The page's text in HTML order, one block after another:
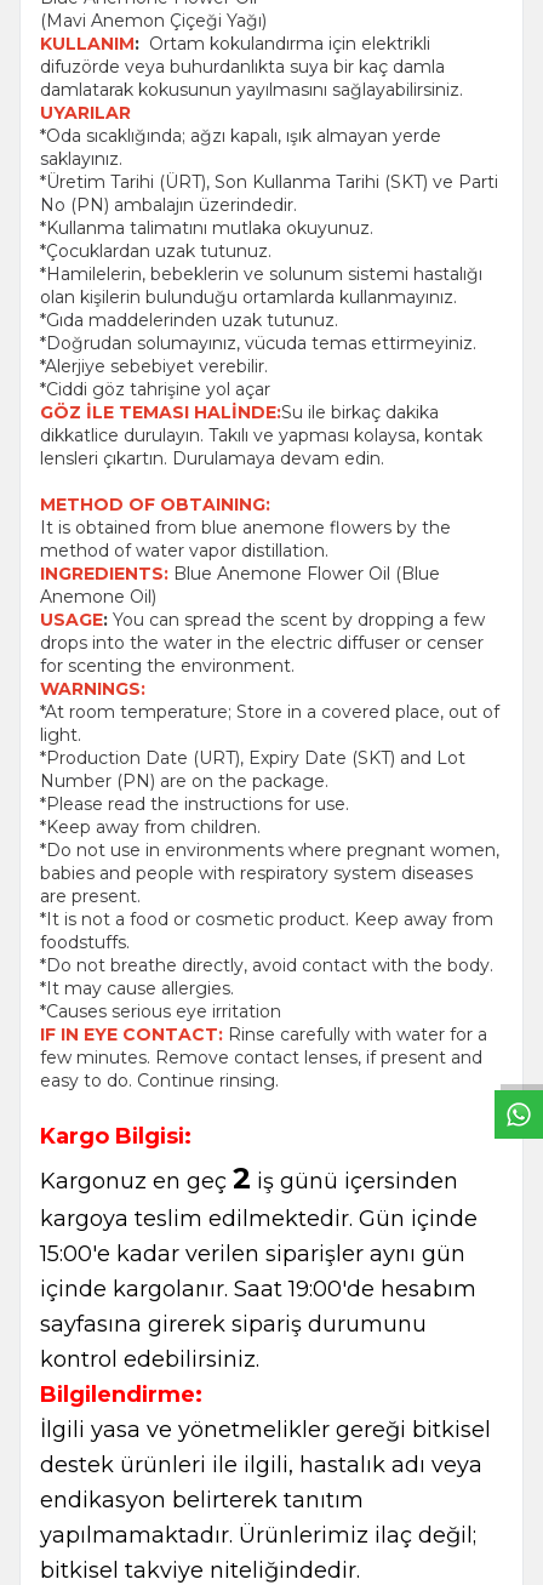
(Mavi Anemon Çiçeği Yağı)
KULLANIM: Ortam kokulandırma için elektrikli
difuzörde veya buhurdanlıkta suya bir kaç damla
damlatarak kokusunun yayılmasını sağlayabilirsiniz.
UYARILAR
*Oda sıcaklığında; ağzı kapalı, ışık almayan yerde
saklayınız.
*Üretim Tarihi (ÜRT), Son Kullanma Tarihi (SKT) ve Parti
No (PN) ambalajın üzerindedir.
*Kullanma talimatını mutlaka okuyunuz.
*Çocuklardan uzak tutunuz.
*Hamilelerin, bebeklerin ve solunum sistemi hastalığı
olan kişilerin bulunduğu ortamlarda kullanmayınız.
*Gıda maddelerinden uzak tutunuz.
*Doğrudan solumayınız, vücuda temas ettirmeyiniz.
*Alerjiye sebebiyet verebilir.
*Ciddi göz tahrişine yol açar
GÖZ İLE TEMASI HALİNDE:Su ile birkaç dakika
dikkatlice durulayın. Takılı ve yapması kolaysa, kontak
lensleri çıkartın. Durulamaya devam edin.
METHOD OF OBTAINING:
It is obtained from blue anemone flowers by the
method of water vapor distillation.
INGREDIENTS: Blue Anemone Flower Oil (Blue
Anemone Oil)
USAGE: You can spread the scent by dropping a few
drops into the water in the electric diffuser or censer
for scenting the environment.
WARNINGS:
*At room temperature; Store in a covered place, out of
light.
*Production Date (URT), Expiry Date (SKT) and Lot
Number (PN) are on the package.
*Please read the instructions for use.
*Keep away from children.
*Do not use in environments where pregnant women,
babies and people with respiratory system diseases
are present.
*It is not a food or cosmetic product. Keep away from
foodstuffs.
*Do not breathe directly, avoid contact with the body.
*It may cause allergies.
*Causes serious eye irritation
IF IN EYE CONTACT: Rinse carefully with water for a
few minutes. Remove contact lenses, if present and
easy to do. Continue rinsing.
Kargo Bilgisi:
Kargonuz en geç 2 iş günü içersinden
kargoya teslim edilmektedir. Gün içinde
15:00'e kadar verilen siparişler aynı gün
içinde kargolanır. Saat 19:00'de hesabım
sayfasına girerek sipariş durumunu
kontrol edebilirsiniz.
Bilgilendirme:
İlgili yasa ve yönetmelikler gereği bitkisel
destek ürünleri ile ilgili, hastalık adı veya
endikasyon belirterek tanıtım
yapılmamaktadır. Ürünlerimiz ilaç değil;
bitkisel takviye niteliğindedir.